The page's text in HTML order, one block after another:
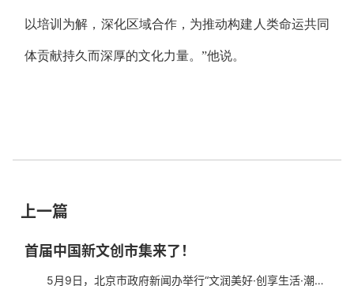
以培训为解，深化区域合作，为推动构建人类命运共同
体贡献持久而深厚的文化力量。”他说。
上一篇
首届中国新文创市集来了！
5月9日，北京市政府新闻办举行“文润美好·创享生活·潮向